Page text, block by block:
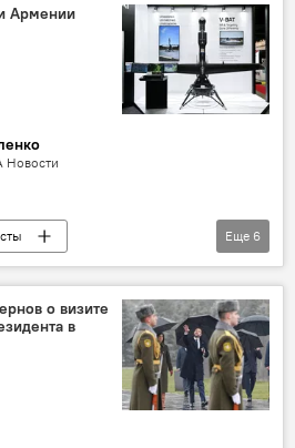
Армении
Новости
Донбасса
США
Еще 6
о визите
в